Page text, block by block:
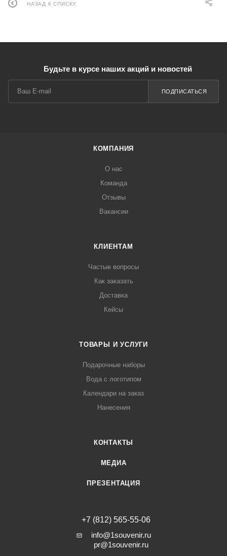
НАЗАД К СПИСКУ
Будьте в курсе наших акций и новостей
ПОДПИСАТЬСЯ
КОМПАНИЯ
О нас
Команда
Отзывы
Вакансии
КЛИЕНТАМ
Частые вопросы
Как заказать
Доставка
Кейсы
ТОВАРЫ И УСЛУГИ
Подарочные наборы
Вода с логотипом
Календари на заказ
Нанесения
КОНТАКТЫ
МЕДИА
ПРЕЗЕНТАЦИЯ
+7 (812) 565-55-06
info@1souvenir.ru
pr@1souvenir.ru